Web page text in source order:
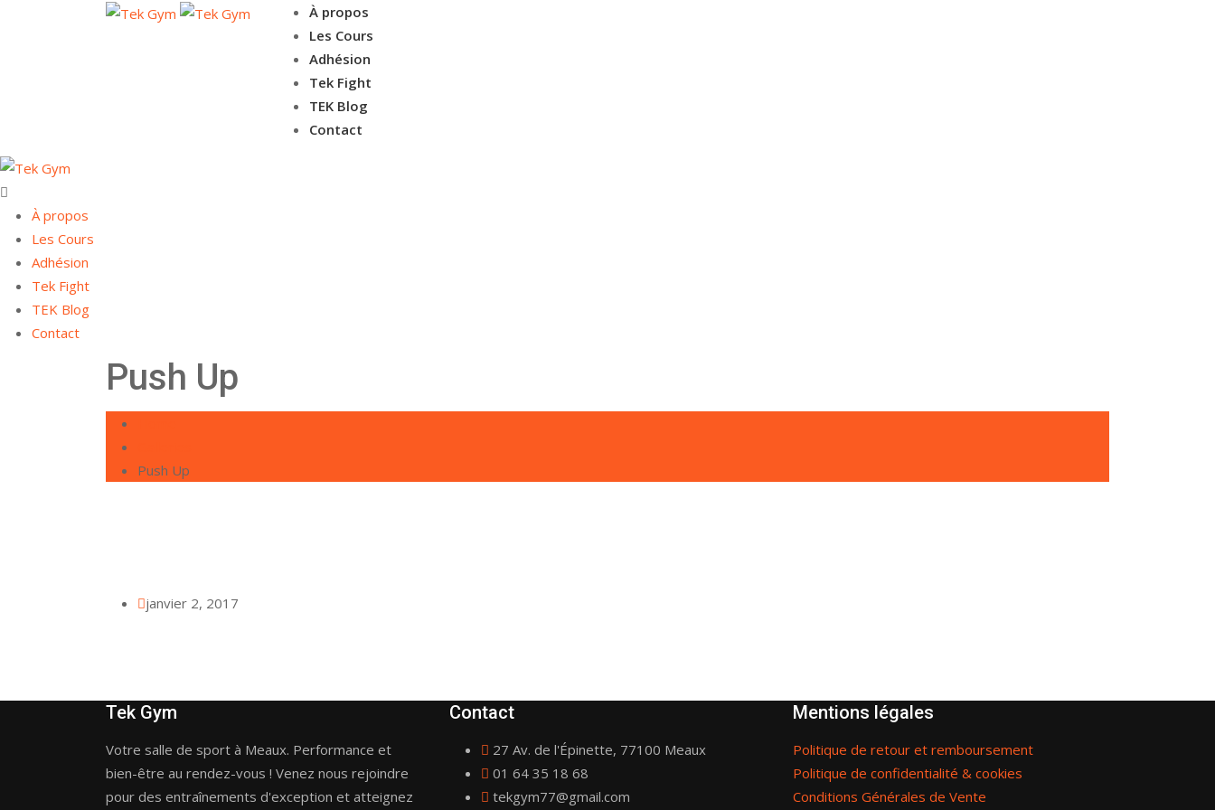
À propos
Les Cours
Adhésion
Tek Fight
TEK Blog
Contact
À propos
Les Cours
Adhésion
Tek Fight
TEK Blog
Contact
Push Up
Push Up
janvier 2, 2017
Tek Gym
Votre salle de sport à Meaux. Performance et
bien-être au rendez-vous ! Venez nous rejoindre
pour des entraînements d'exception et atteignez
Contact
27 Av. de l'Épinette, 77100 Meaux
01 64 35 18 68
tekgym77@gmail.com
Mentions légales
Politique de retour et remboursement
Politique de confidentialité & cookies
Conditions Générales de Vente